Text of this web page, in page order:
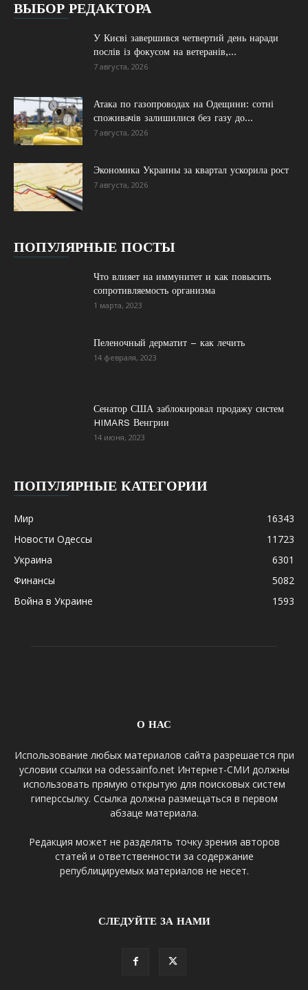
ВЫБОР РЕДАКТОРА
У Києві завершився четвертий день наради
послів із фокусом на ветеранів,...
7 августа, 2026
Атака по газопроводах на Одещини: сотні
споживачів залишилися без газу до...
7 августа, 2026
Экономика Украины за квартал ускорила рост
7 августа, 2026
ПОПУЛЯРНЫЕ ПОСТЫ
Что влияет на иммунитет и как повысить
сопротивляемость организма
1 марта, 2023
Пеленочный дерматит – как лечить
14 февраля, 2023
Сенатор США заблокировал продажу систем
HIMARS Венгрии
14 июня, 2023
ПОПУЛЯРНЫЕ КАТЕГОРИИ
Мир
16343
Новости Одессы
11723
Украина
6301
Финансы
5082
Война в Украине
1593
О НАС
Использование любых материалов сайта разрешается при
условии ссылки на odessainfo.net Интернет-СМИ должны
использовать прямую открытую для поисковых систем
гиперссылку. Ссылка должна размещаться в первом
абзаце материала.
Редакция может не разделять точку зрения авторов
статей и ответственности за содержание
републицируемых материалов не несет.
СЛЕДУЙТЕ ЗА НАМИ